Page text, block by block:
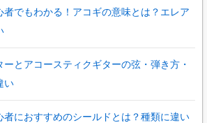
者でもわかる！アコギの意味とは？エレア
ーとアコースティクギターの弦・弾き方・
い
者におすすめのシールドとは？種類に違い